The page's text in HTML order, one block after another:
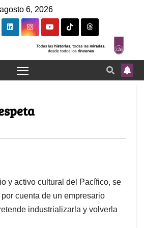
agosto 6, 2026
y activo cultural del Pacífico, se
cuenta de un empresario
industrializarla y volverla